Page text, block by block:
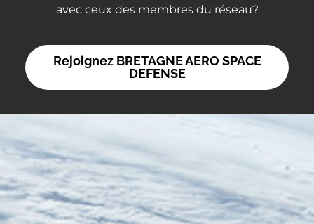
avec ceux des membres du réseau?
Rejoignez BRETAGNE AERO SPACE
DEFENSE